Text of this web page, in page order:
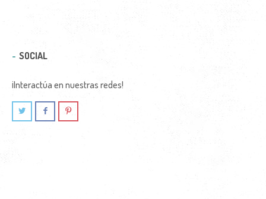
SOCIAL
¡Interactúa en nuestras redes!